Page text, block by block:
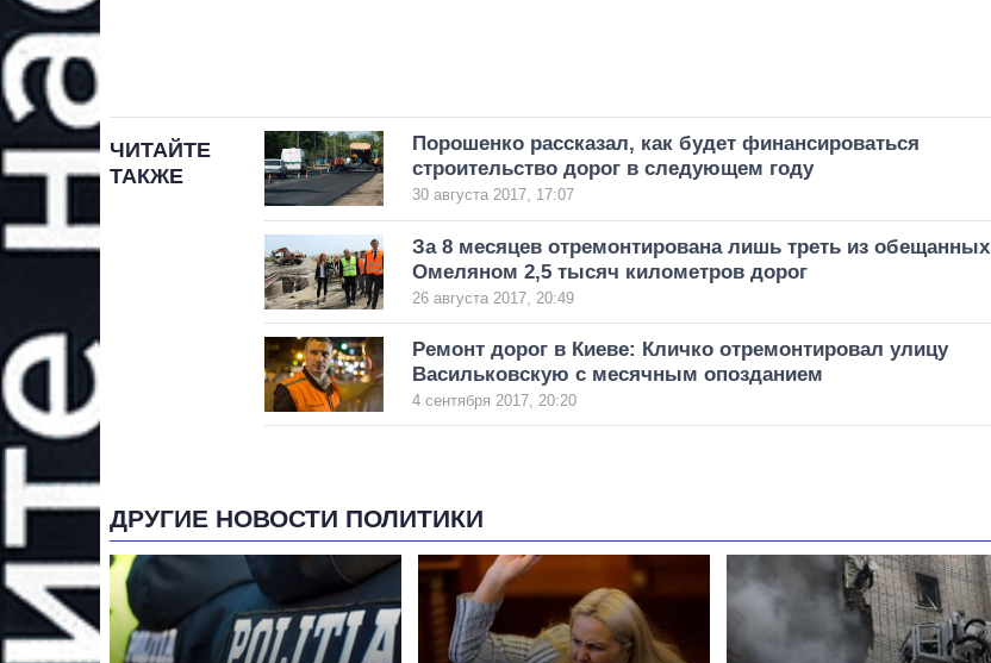
ЧИТАЙТЕ
ТАКЖЕ
Порошенко рассказал, как будет финансироваться
строительство дорог в следующем году
30 августа 2017, 17:07
За 8 месяцев отремонтирована лишь треть из обещанных
Омеляном 2,5 тысяч километров дорог
26 августа 2017, 20:49
Ремонт дорог в Киеве: Кличко отремонтировал улицу
Васильковскую с месячным опозданием
4 сентября 2017, 20:20
ДРУГИЕ НОВОСТИ ПОЛИТИКИ